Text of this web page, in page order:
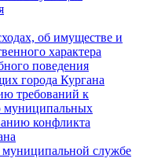
об имуществе и
характера
поведения
города Кургана
требований к
муниципальных
конфликта
службе